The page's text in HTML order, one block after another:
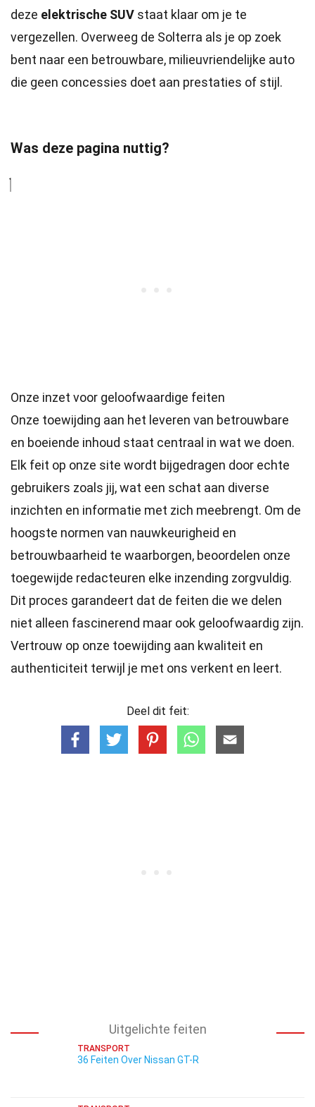
deze elektrische SUV staat klaar om je te
vergezellen. Overweeg de Solterra als je op zoek
bent naar een betrouwbare, milieuvriendelijke auto
die geen concessies doet aan prestaties of stijl.
Was deze pagina nuttig?
Onze inzet voor geloofwaardige feiten
Onze toewijding aan het leveren van betrouwbare
en boeiende inhoud staat centraal in wat we doen.
Elk feit op onze site wordt bijgedragen door echte
gebruikers zoals jij, wat een schat aan diverse
inzichten en informatie met zich meebrengt. Om de
hoogste normen van nauwkeurigheid en
betrouwbaarheid te waarborgen, beoordelen onze
toegewijde redacteuren elke inzending zorgvuldig.
Dit proces garandeert dat de feiten die we delen
niet alleen fascinerend maar ook geloofwaardig zijn.
Vertrouw op onze toewijding aan kwaliteit en
authenticiteit terwijl je met ons verkent en leert.
Deel dit feit:
Uitgelichte feiten
TRANSPORT
36 Feiten Over Nissan GT-R